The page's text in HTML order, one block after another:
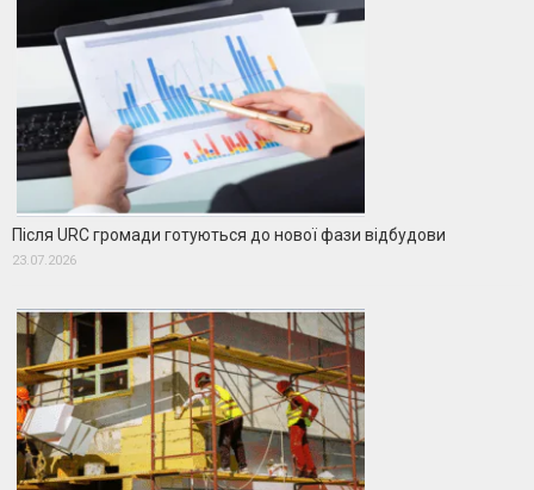
Після URC громади готуються до нової фази відбудови
23.07.2026